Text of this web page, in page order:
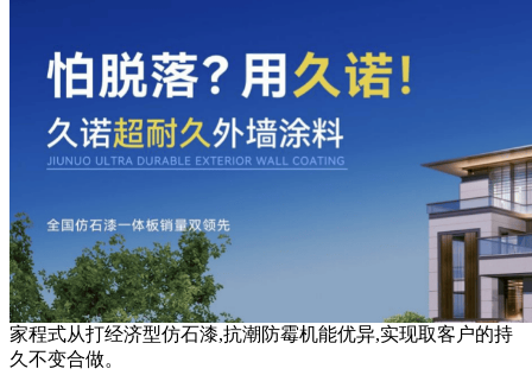
家程式从打经济型仿石漆,抗潮防霉机能优异,实现取客户的持
久不变合做。